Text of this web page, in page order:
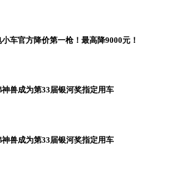
车官方降价第一枪！最高降9000元！
兽成为第33届银河奖指定用车
兽成为第33届银河奖指定用车